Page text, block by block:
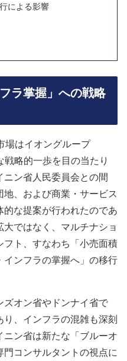
による影響
ラ掌握」への戦略
場はイオングループ
戦略的一歩を目の当たり
ン省人民委員会との間
、および商業・サービス
な提案が行われたのであ
ではなく、マルチナショ
ト、すなわち「小売面積
ンフラの掌握へ」の移行
オン省やドンナイ省で
、インフラの混雑も深刻
ン省は新たな「ブルーオ
コンサルタントの視点に